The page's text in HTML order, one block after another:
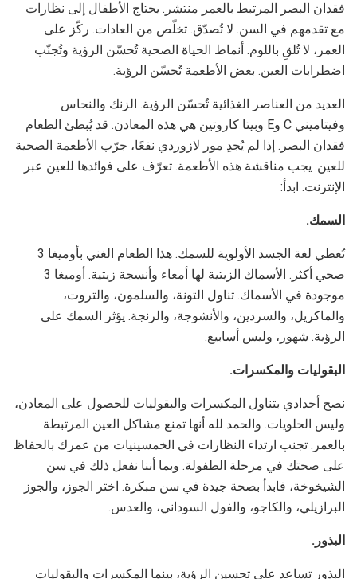
فقدان البصر المرتبط بالعمر منتشر. يحتاج الأطفال إلى نظارات
مع تقدمهم في السن. لا تُصدّق. تخلّص من العادات. ركّز على
العمر، لا تُلقِ باللوم. أنماط الحياة الصحية تُحسّن الرؤية وتُجنّب
اضطرابات العين. بعض الأطعمة تُحسّن الرؤية.
العديد من العناصر الغذائية تُحسّن الرؤية. الزنك والنحاس
وفيتاميني C وE وبيتا كاروتين هي هذه المعادن. قد يُبطئ الطعام
فقدان البصر. إذا لم يُجدِ مور لازوردي نفعًا، جرّب الأطعمة الصحية
للعين. يجب مناقشة هذه الأطعمة. تعرّف على فوائدها للعين عبر
الإنترنت. ابدأ:
السمك.
تُعطي لغة الجسد الأولوية للسمك. هذا الطعام الغني بأوميغا 3
صحي أكثر. الأسماك الزيتية لها أمعاء وأنسجة زيتية. أوميغا 3
موجودة في الأسماك. تناول التونة، والسلمون، والتروت،
والماكريل، والسردين، والأنشوجة، والرنجة. يؤثر السمك على
الرؤية. شهور، وليس أسابيع.
البقوليات والمكسرات.
نصح أجدادي بتناول المكسرات والبقوليات للحصول على المعادن،
وليس الحلويات. والحمد لله أنها تمنع مشاكل العين المرتبطة
بالعمر. تجنب ارتداء النظارات في الخمسينيات من عمرك بالحفاظ
على صحتك في مرحلة الطفولة. وبما أننا نفعل ذلك في سن
الشيخوخة، فابدأ بصحة جيدة في سن مبكرة. اختر الجوز، والجوز
البرازيلي، والكاجو، والفول السوداني، والعدس.
البذور.
البذور تساعد على تحسين الرؤية، بينما المكسرات والبقوليات